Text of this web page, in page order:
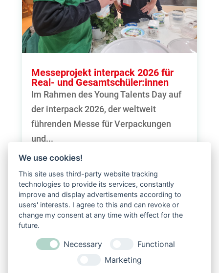
Messeprojekt interpack 2026 für
Real- und Gesamtschüler:innen
Im Rahmen des Young Talents Day auf
der interpack 2026, der weltweit
führenden Messe für Verpackungen
und...
mehr lesen
« Ältere Einträge
We use cookies!
This site uses third-party website tracking
technologies to provide its services, constantly
improve and display advertisements according to
users' interests. I agree to this and can revoke or
change my consent at any time with effect for the
future.
Necessary
Functional
Marketing